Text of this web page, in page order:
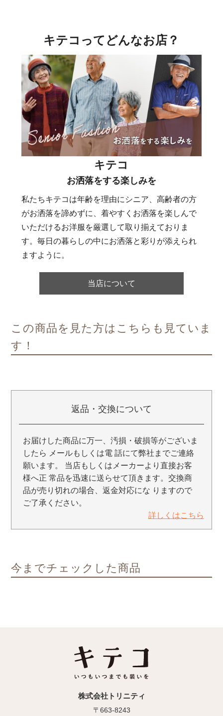
キテコってどんなお店？
キテコ
お洒落をする楽しみを
私たちキテコは年齢を理由にシニア、高齢者の方
がお洒落を諦めずに、着やすくお洒落を楽しんで
いただけるお洋服を厳選して取り揃えておりま
す。毎日の暮らしの中にお洒落と彩りが添えられ
ますように。
当店について
この商品を見た方はこちらも見ていま
す！
返品・交換について
お届けした商品に万一、汚損・破損等がございま
したら メールもしくは電 話にて弊社までご連絡
願います。 当店もしくはメーカーより直接お客
様へ正 常品を迅速に送らせて頂きます。交換商
品が売り切れの場合、返金対応にな りますので
ご了承ください。
詳しくはこちら
今までチェックした商品
株式会社トリニティ
〒663-8243